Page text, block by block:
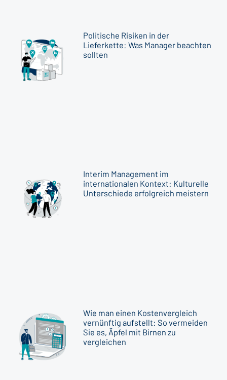
Politische Risiken in der
Lieferkette: Was Manager beachten
sollten
Interim Management im
internationalen Kontext: Kulturelle
Unterschiede erfolgreich meistern
Wie man einen Kostenvergleich
vernünftig aufstellt: So vermeiden
Sie es, Äpfel mit Birnen zu
vergleichen